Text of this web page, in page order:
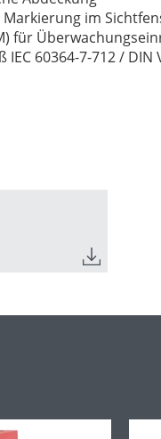
im
für
60364-7-712 / DIN